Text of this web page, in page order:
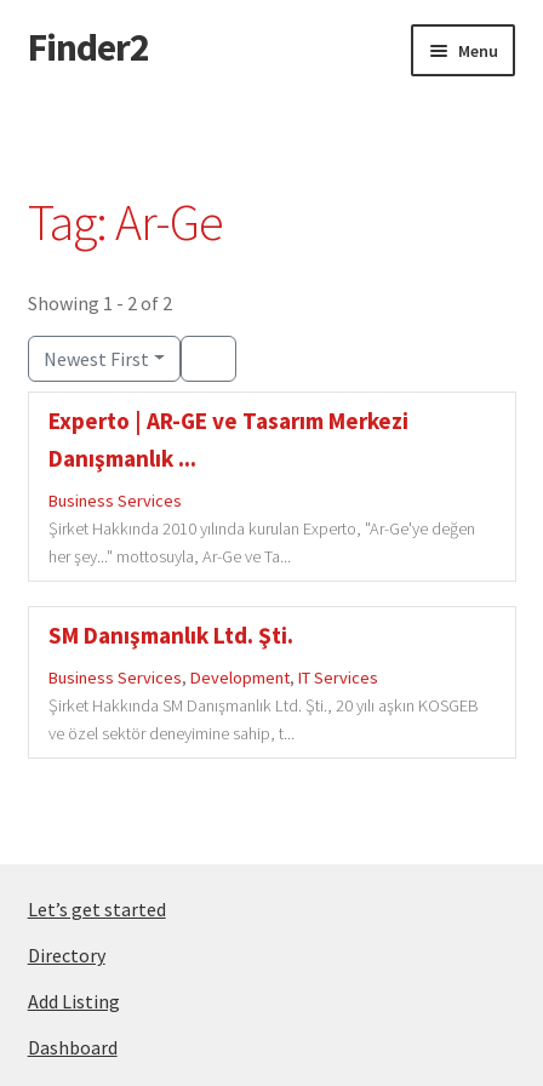
Skip
to
Skip
to
Finder2 Menu
Privacy Policy
Tag: Ar-Ge
Showing 1 - 2 of 2
Newest First
Experto | AR-GE ve Tasarım Merkezi
Danışmanlık ...
Business Services
Şirket Hakkında 2010 yılında kurulan Experto, "Ar-Ge'ye değen
her şey..." mottosuyla, Ar-Ge ve Ta...
SM Danışmanlık Ltd. Şti.
Business Services, Development, IT Services
Şirket Hakkında SM Danışmanlık Ltd. Şti., 20 yılı aşkın KOSGEB
ve özel sektör deneyimine sahip, t...
Let’s get started
Directory
Add Listing
Dashboard